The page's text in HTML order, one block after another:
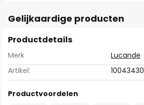
Gelijkaardige producten
Productdetails
Merk
Lucande
Artikel:
10043430
Productvoordelen